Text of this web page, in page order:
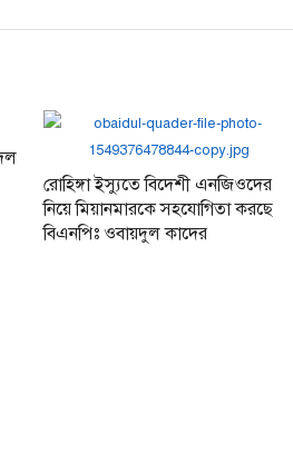
রোহিঙ্গা ইস্যুতে বিদেশী এনজিওদের
নিয়ে মিয়ানমারকে সহযোগিতা করছে
বিএনপিঃ ওবায়দুল কাদের